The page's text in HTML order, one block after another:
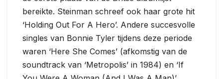
bereikte. Steinman schreef ook haar grote hit
‘Holding Out For A Hero’. Andere succesvolle
singles van Bonnie Tyler tijdens deze periode
waren ‘Here She Comes’ (afkomstig van de
soundtrack van ‘Metropolis’ in 1984) en ‘If